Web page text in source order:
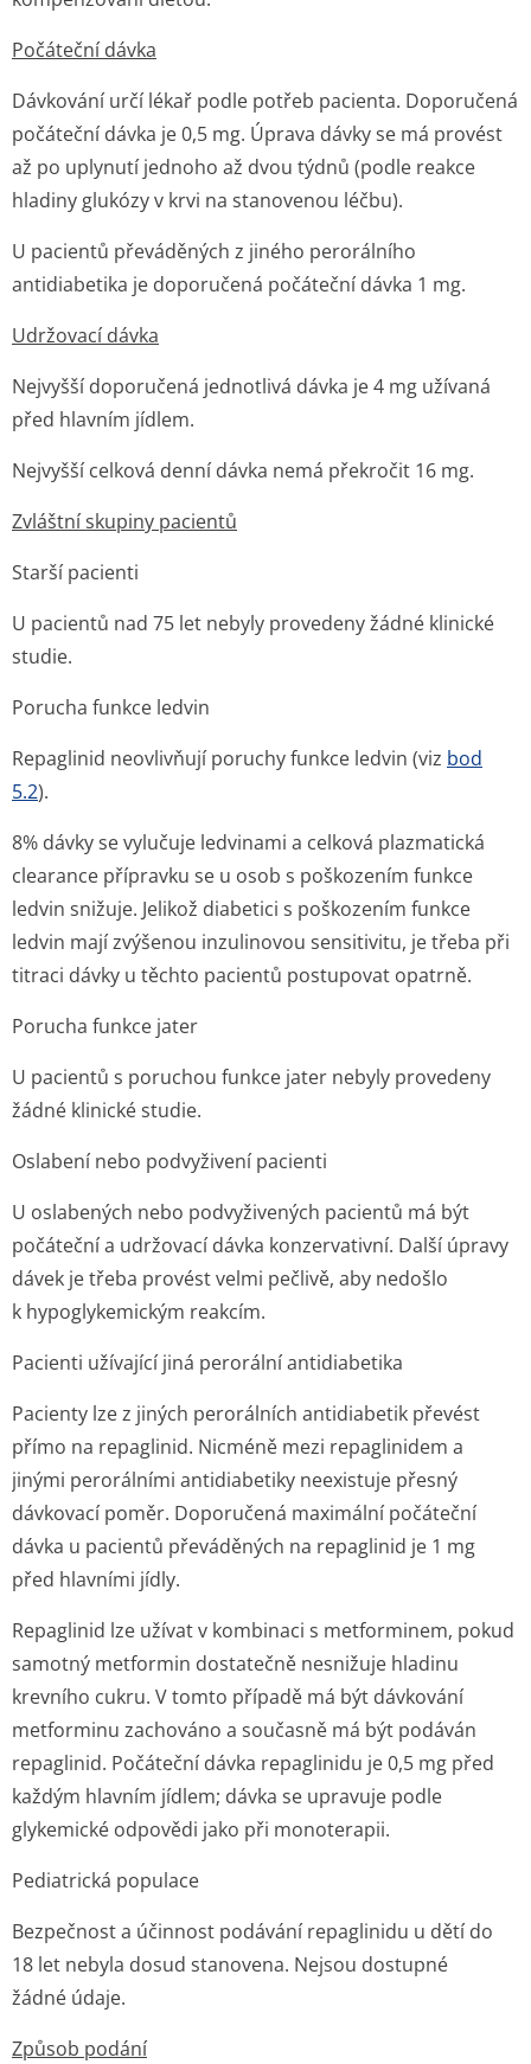
Počáteční dávka
Dávkování určí lékař podle potřeb pacienta. Doporučená
počáteční dávka je 0,5 mg. Úprava dávky se má provést
až po uplynutí jednoho až dvou týdnů (podle reakce
hladiny glukózy v krvi na stanovenou léčbu).
U pacientů převáděných z jiného perorálního
antidiabetika je doporučená počáteční dávka 1 mg.
Udržovací dávka
Nejvyšší doporučená jednotlivá dávka je 4 mg užívaná
před hlavním jídlem.
Nejvyšší celková denní dávka nemá překročit 16 mg.
Zvláštní skupiny pacientů
Starší pacienti
U pacientů nad 75 let nebyly provedeny žádné klinické
studie.
Porucha funkce ledvin
Repaglinid neovlivňují poruchy funkce ledvin (viz bod
5.2).
8% dávky se vylučuje ledvinami a celková plazmatická
clearance přípravku se u osob s poškozením funkce
ledvin snižuje. Jelikož diabetici s poškozením funkce
ledvin mají zvýšenou inzulinovou sensitivitu, je třeba při
titraci dávky u těchto pacientů postupovat opatrně.
Porucha funkce jater
U pacientů s poruchou funkce jater nebyly provedeny
žádné klinické studie.
Oslabení nebo podvyživení pacienti
U oslabených nebo podvyživených pacientů má být
počáteční a udržovací dávka konzervativní. Další úpravy
dávek je třeba provést velmi pečlivě, aby nedošlo
k hypoglykemickým reakcím.
Pacienti užívající jiná perorální antidiabetika
Pacienty lze z jiných perorálních antidiabetik převést
přímo na repaglinid. Nicméně mezi repaglinidem a
jinými perorálními antidiabetiky neexistuje přesný
dávkovací poměr. Doporučená maximální počáteční
dávka u pacientů převáděných na repaglinid je 1 mg
před hlavními jídly.
Repaglinid lze užívat v kombinaci s metforminem, pokud
samotný metformin dostatečně nesnižuje hladinu
krevního cukru. V tomto případě má být dávkování
metforminu zachováno a současně má být podáván
repaglinid. Počáteční dávka repaglinidu je 0,5 mg před
každým hlavním jídlem; dávka se upravuje podle
glykemické odpovědi jako při monoterapii.
Pediatrická populace
Bezpečnost a účinnost podávání repaglinidu u dětí do
18 let nebyla dosud stanovena. Nejsou dostupné
žádné údaje.
Způsob podání